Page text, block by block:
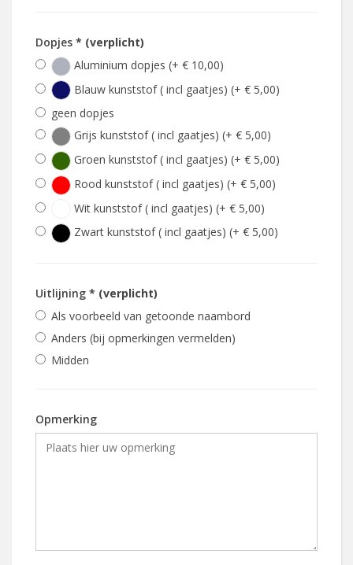
Dopjes * (verplicht)
Aluminium dopjes (+ € 10,00)
Blauw kunststof ( incl gaatjes) (+ € 5,00)
geen dopjes
Grijs kunststof ( incl gaatjes) (+ € 5,00)
Groen kunststof ( incl gaatjes) (+ € 5,00)
Rood kunststof ( incl gaatjes) (+ € 5,00)
Wit kunststof ( incl gaatjes) (+ € 5,00)
Zwart kunststof ( incl gaatjes) (+ € 5,00)
Uitlijning * (verplicht)
Als voorbeeld van getoonde naambord
Anders (bij opmerkingen vermelden)
Midden
Opmerking